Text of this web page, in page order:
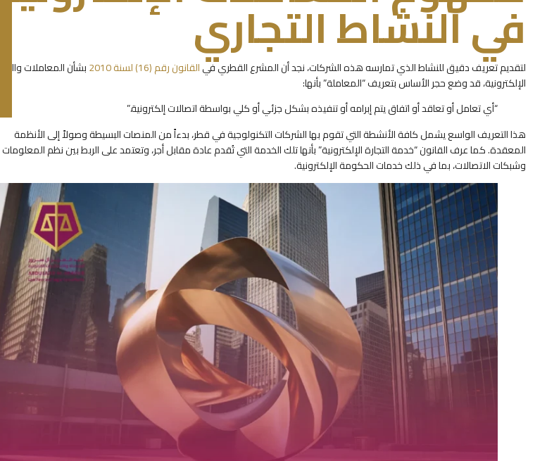
في النشاط التجاري
لتقديم تعريف دقيق للنشاط الذي تمارسه هذه الشركات، نجد أن المشرع القطري فيالقانون رقم (16) لسنة 2010
بشأن المعاملات والتجارة
الإلكترونية، قد وضع حجر الأساس بتعريف “المعاملة” بأنها:
“أي تعامل أو تعاقد أو اتفاق يتم إبرامه أو تنفيذه بشكل جزئي أو كلي بواسطة اتصالات إلكترونية.”
هذا التعريف الواسع يشمل كافة الأنشطة التي تقوم بها الشركات التكنولوجية في قطر، بدءاً من المنصات البسيطة وصولاً إلى الأنظمة
المعقدة. كما عرف القانون “خدمة التجارة الإلكترونية” بأنها تلك الخدمة التي تُقدم عادة مقابل أجر، وتعتمد على الربط بين نظم المعلومات
وشبكات الاتصالات، بما في ذلك خدمات الحكومة الإلكترونية.